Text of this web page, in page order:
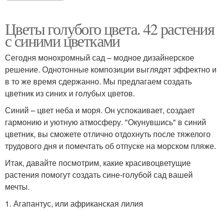
Цветы голубого цвета. 42 растения
с синими цветками
Сегодня монохромный сад – модное дизайнерское
решение. Однотонные композиции выглядят эффектно и
в то же время сдержанно. Мы предлагаем создать
цветник из синих и голубых цветов.
Синий – цвет неба и моря. Он успокаивает, создает
гармонию и уютную атмосферу. "Окунувшись" в синий
цветник, вы сможете отлично отдохнуть после тяжелого
трудового дня и помечтать об отпуске на морском пляже.
Итак, давайте посмотрим, какие красивоцветущие
растения помогут создать сине-голубой сад вашей
мечты.
1. Агапантус, или африканская лилия